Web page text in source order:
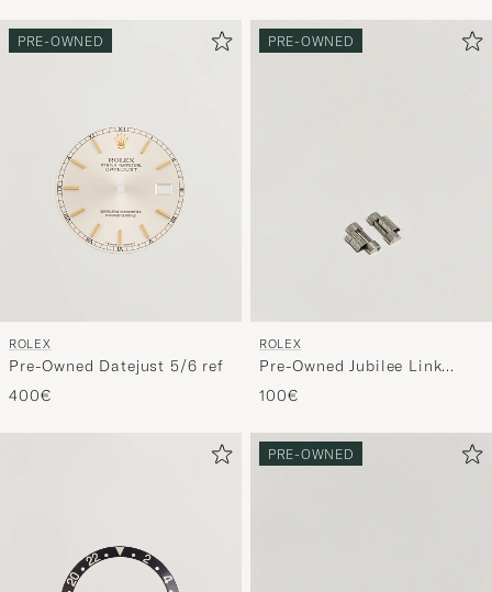
PRE-OWNED
ROLEX
Pre-Owned Datejust 5/6 ref
400€
PRE-OWNED
ROLEX
Pre-Owned Jubilee Link
20mm 4/5 ref
100€
PRE-OWNED